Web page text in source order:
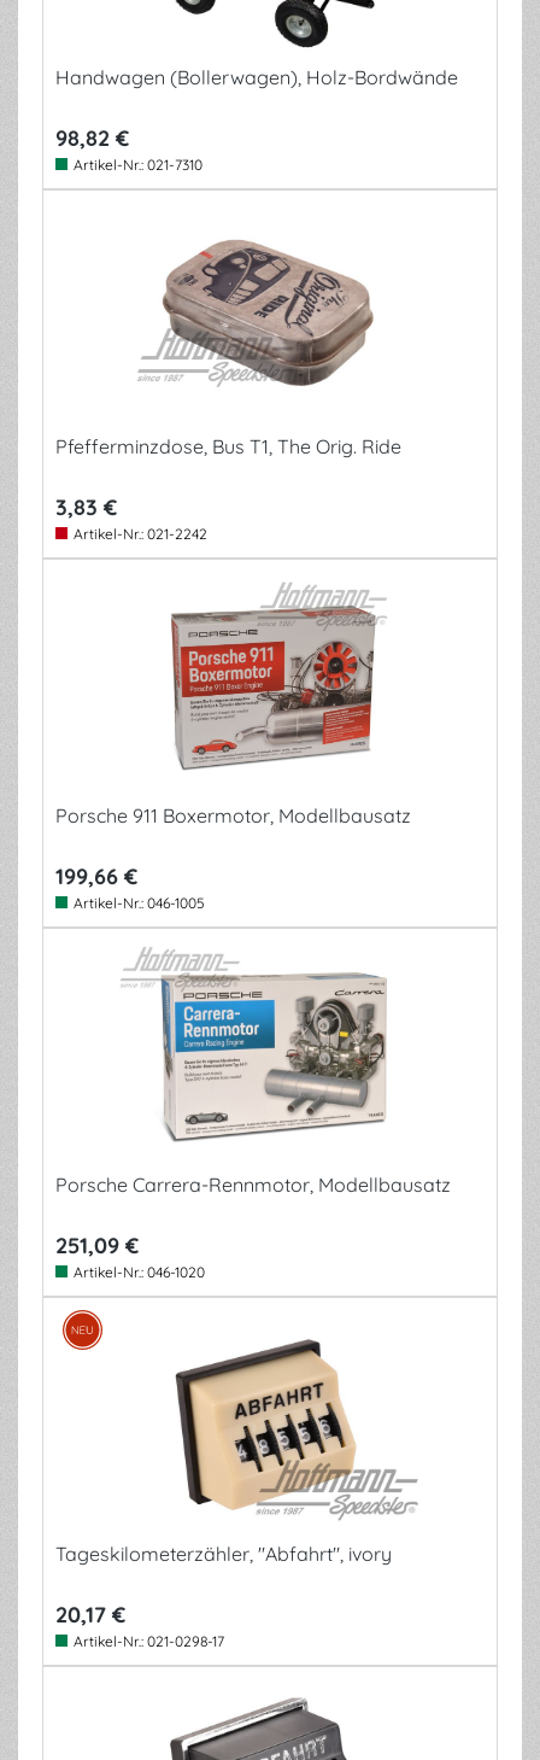
Handwagen (Bollerwagen), Holz-Bordwände
98,82 €
Artikel-Nr.: 021-7310
Pfefferminzdose, Bus T1, The Orig. Ride
3,83 €
Artikel-Nr.: 021-2242
Porsche 911 Boxermotor, Modellbausatz
199,66 €
Artikel-Nr.: 046-1005
Porsche Carrera-Rennmotor, Modellbausatz
251,09 €
Artikel-Nr.: 046-1020
Tageskilometerzähler, "Abfahrt", ivory
20,17 €
Artikel-Nr.: 021-0298-17